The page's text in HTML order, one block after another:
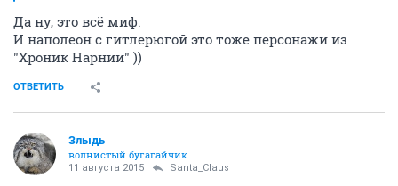
Да ну, это всё миф.
И наполеон с гитлерюгой это тоже персонажи из
"Хроник Нарнии" ))
ОТВЕТИТЬ
Злыдь
волнистый бугагайчик
11 августа 2015 Santa_Claus